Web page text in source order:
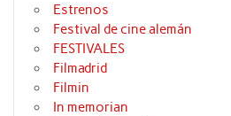
Estrenos
Festival de cine alemán
FESTIVALES
Filmadrid
Filmin
In memorian